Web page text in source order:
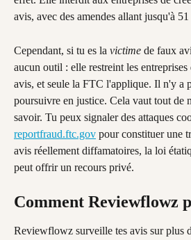
avis, avec des amendes allant jusqu'à
Cependant, si tu es la victime de faux
aucun outil : elle restreint les entreprises
avis, et seule la FTC l'applique. Il n'y a
poursuivre en justice. Cela vaut tout de
savoir. Tu peux signaler des attaques
reportfraud.ftc.gov pour constituer une
avis réellement diffamatoires, la loi
peut offrir un recours privé.
Comment Reviewflowz
Reviewflowz surveille tes avis sur plus